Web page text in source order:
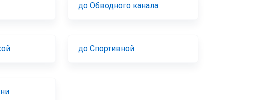
до Обводного канала
до Спортивной